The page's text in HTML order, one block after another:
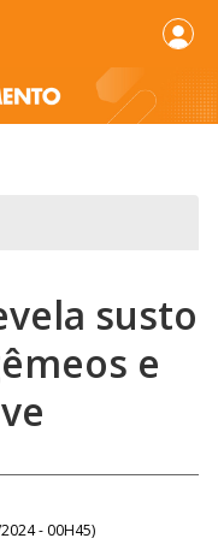
susto
e
- 00H45)